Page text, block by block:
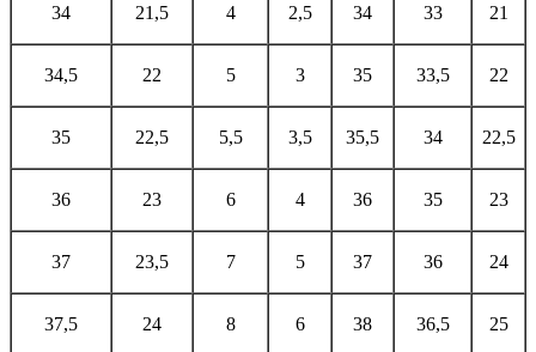
34 21,5 4 2,5 34 33 21
34,5 22 5 3 35 33,5 22
35 22,5 5,5 3,5 35,5 34 22,5
36 23 6 4 36 35 23
37 23,5 7 5 37 36 24
37,5 24 8 6 38 36,5 25